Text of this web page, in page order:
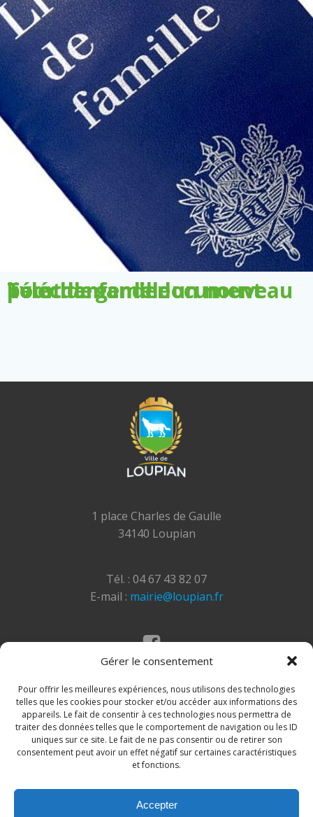
Gérer le consentement
Pour offrir les meilleures expériences, nous utilisons des technologies
telles que les cookies pour stocker et/ou accéder aux informations des
appareils. Le fait de consentir à ces technologies nous permettra de
traiter des données telles que le comportement de navigation ou les ID
uniques sur ce site. Le fait de ne pas consentir ou de retirer son
consentement peut avoir un effet négatif sur certaines caractéristiques
et fonctions.
Accepter
Télécharger le document pour demander un nouveau livret de famille
1 place Charles de Gaulle
34140 Loupian
Tél. : 04 67 43 82 07
E-mail : mairie@loupian.fr